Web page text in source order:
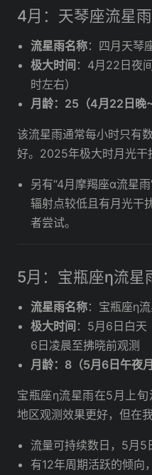
4月：天琴座流星雨
流星雨名称：四月天琴
极大时间 ：4月22日夜
时左右）
月龄：25（4月22日晚
该流星雨通常每小时只有
好。2025年极大时月光干
另有“4月摩羯座α流星
辐射点较低且有月光干
者尝试。
5月：宝瓶座η流星
流星雨名称：宝瓶座η
极大时间 ：5月6日白天
6日凌晨至拂晓前观测
月龄：8（5月6日午夜
宝瓶座η流星雨在5月上
地区观测效果更好，但在
流量可持续数日，5月5
有12年周期活跃的倾向